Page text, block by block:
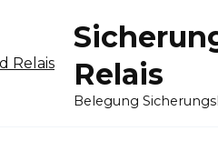
Relais
Belegung